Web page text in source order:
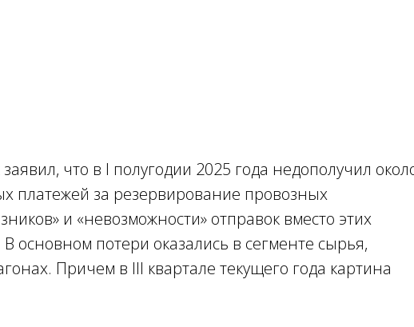
что в I полугодии 2025 года недополучил
платежей за резервирование провозных
и «невозможности» отправок вместо этих
основном потери оказались в сегменте сырья,
Причем в III квартале текущего года картина